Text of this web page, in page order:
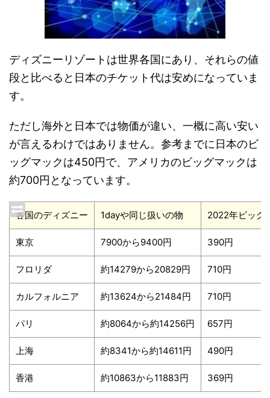
ディズニーリゾートは世界各国にあり、それらの値
段と比べると日本のチケット代は安めになっていま
す。
ただし海外と日本では物価が違い、一概に高い安い
が言えるわけではありません。参考までに日本のビ
ッグマックは450円で、アメリカのビッグマックは
約700円となっています。
各国のディズニー 1dayや同じ扱いの物 2022年ビッグ
東京 7900から9400円 390円
フロリダ 約14279から20829円 710円
カルフォルニア 約13624から21484円 710円
パリ 約8064から約14256円 657円
上海 約8341から約14611円 490円
香港 約10863から11883円 369円